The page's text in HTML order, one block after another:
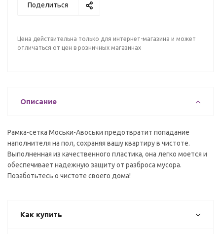
Поделиться
Цена действительна только для интернет-магазина и может
отличаться от цен в розничных магазинах
Описание
Рамка-сетка Моськи-Авоськи предотвратит попадание
наполнителя на пол, сохраняя вашу квартиру в чистоте.
Выполненная из качественного пластика, она легко моется и
обеспечивает надежную защиту от разброса мусора.
Позаботьтесь о чистоте своего дома!
Как купить